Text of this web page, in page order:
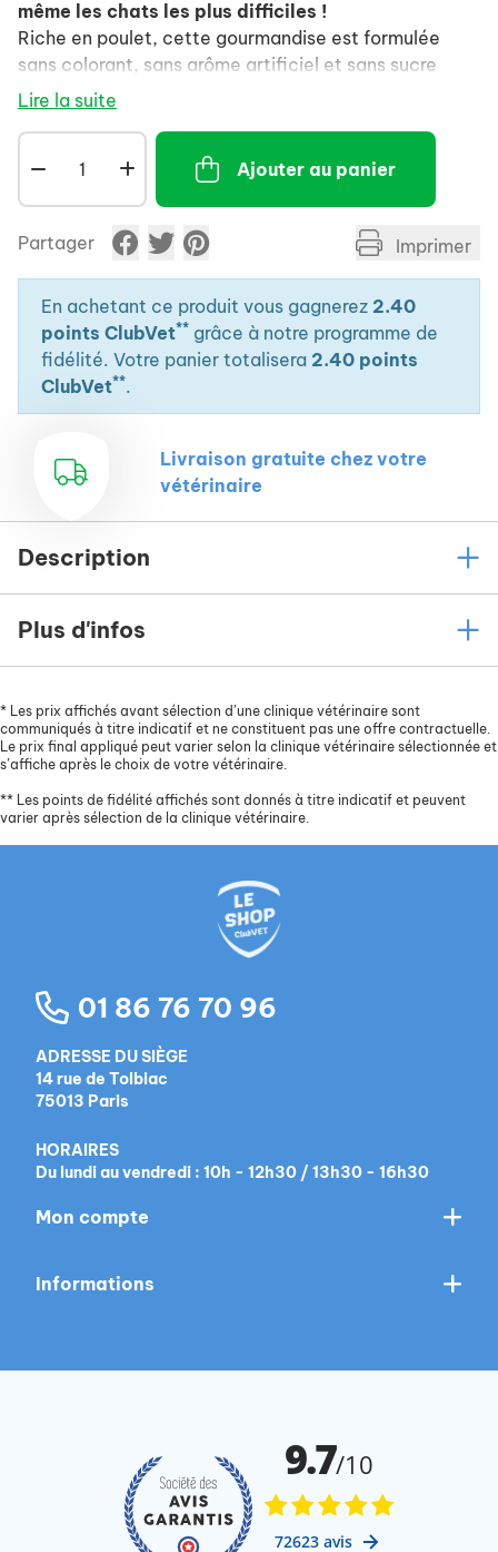
même les chats les plus difficiles !
Riche en poulet, cette gourmandise est formulée
sans colorant, sans arôme artificiel et sans sucre
ajouté.
elle ne déséquilibre pas l'alimentation du chat dans
les conditions d'utilisation recommandées (5 tubes
maximum par jour pour un poids corporel de 4 kg).
Elle aidera le chat à se maintenir hydraté.
Cet en-cas est à laper directement, à verser
Elle deviendra indispensable lors des
apprentissages et maintiendra le chat occupé.
Approuvé par un vétérinaire.
Produit vendu à l'aide d'un display en carton 100
Ce produit est porteur du Label 1 % Pour Les
Lire la suite
Ajouter au panier
Partager Imprimer
En achetant ce produit vous gagnerez 2.40
points ClubVet** grâce à notre programme de
fidélité. Votre panier totalisera 2.40 points
ClubVet**.
Livraison gratuite chez votre
vétérinaire
Description
Plus d'infos
* Les prix affichés avant sélection d’une clinique vétérinaire sont
communiqués à titre indicatif et ne constituent pas une offre contractuelle.
Le prix final appliqué peut varier selon la clinique vétérinaire sélectionnée et
s’affiche après le choix de votre vétérinaire.
** Les points de fidélité affichés sont donnés à titre indicatif et peuvent
varier après sélection de la clinique vétérinaire.
01 86 76 70 96
ADRESSE DU SIÈGE
14 rue de Tolbiac
75013 Paris
HORAIRES
Du lundi au vendredi : 10h - 12h30 / 13h30 - 16h30
Mon compte
Informations